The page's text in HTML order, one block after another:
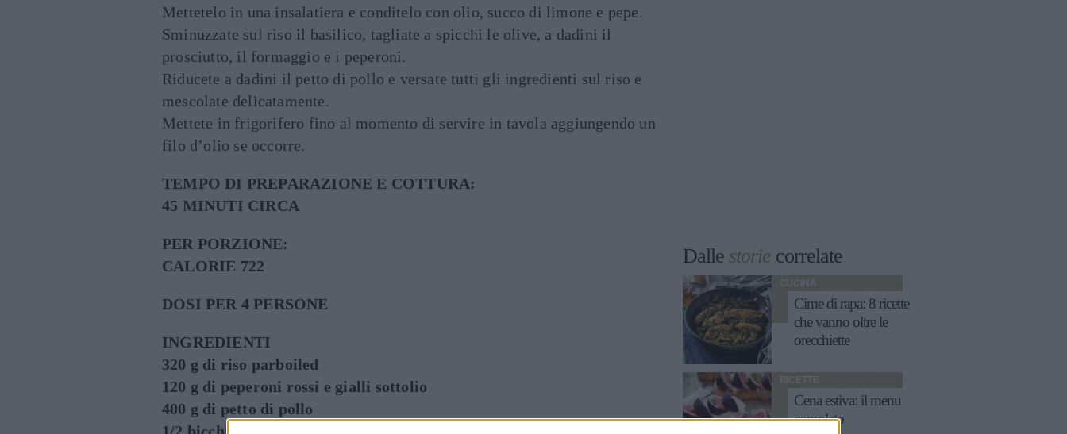
Mettetelo in una insalatiera e conditelo con olio, succo di limone e pepe.
Sminuzzate sul riso il basilico, tagliate a spicchi le olive, a dadini il
prosciutto, il formaggio e i peperoni.
Riducete a dadini il petto di pollo e versate tutti gli ingredienti sul riso e
mescolate delicatamente.
Mettete in frigorifero fino al momento di servire in tavola aggiungendo un
filo d’olio se occorre.
TEMPO DI PREPARAZIONE E COTTURA:
45 MINUTI CIRCA
PER PORZIONE:
CALORIE 722
DOSI PER 4 PERSONE
INGREDIENTI
320 g di riso parboiled
120 g di peperoni rossi e gialli sottolio
400 g di petto di pollo
Dalle storie correlate
CUCINA
Cime di rapa: 8 ricette
che vanno oltre le
orecchiette
RICETTE
Cena estiva: il menu
completo